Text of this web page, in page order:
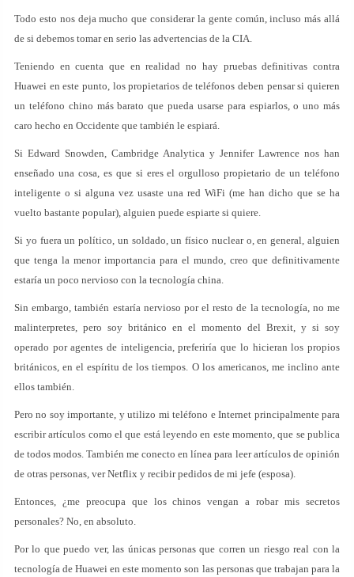
Todo esto nos deja mucho que considerar la gente común, incluso más allá
de si debemos tomar en serio las advertencias de la CIA.
Teniendo en cuenta que en realidad no hay pruebas definitivas contra
Huawei en este punto, los propietarios de teléfonos deben pensar si quieren
un teléfono chino más barato que pueda usarse para espiarlos, o uno más
caro hecho en Occidente que también le espiará.
Si Edward Snowden, Cambridge Analytica y Jennifer Lawrence nos han
enseñado una cosa, es que si eres el orgulloso propietario de un teléfono
inteligente o si alguna vez usaste una red WiFi (me han dicho que se ha
vuelto bastante popular), alguien puede espiarte si quiere.
Si yo fuera un político, un soldado, un físico nuclear o, en general, alguien
que tenga la menor importancia para el mundo, creo que definitivamente
estaría un poco nervioso con la tecnología china.
Sin embargo, también estaría nervioso por el resto de la tecnología, no me
malinterpretes, pero soy británico en el momento del Brexit, y si soy
operado por agentes de inteligencia, preferiría que lo hicieran los propios
británicos, en el espíritu de los tiempos. O los americanos, me inclino ante
ellos también.
Pero no soy importante, y utilizo mi teléfono e Internet principalmente para
escribir artículos como el que está leyendo en este momento, que se publica
de todos modos. También me conecto en línea para leer artículos de opinión
de otras personas, ver Netflix y recibir pedidos de mi jefe (esposa).
Entonces, ¿me preocupa que los chinos vengan a robar mis secretos
personales? No, en absoluto.
Por lo que puedo ver, las únicas personas que corren un riesgo real con la
tecnología de Huawei en este momento son las personas que trabajan para la